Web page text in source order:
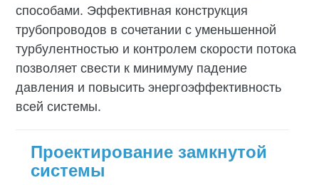
способами. Эффективная конструкция
трубопроводов в сочетании с уменьшенной
турбулентностью и контролем скорости потока
позволяет свести к минимуму падение
давления и повысить энергоэффективность
всей системы.
Проектирование замкнутой
системы